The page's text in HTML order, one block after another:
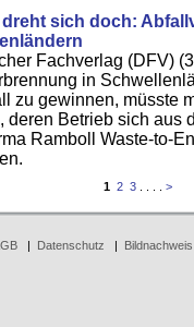
dreht sich doch:
Fachverlag (DFV)
in
zu gewinnen, müsste
deren Betrieb sich aus
Ramboll Waste-to-
1 2 3 >
| Datenschutz | Bildnachweis